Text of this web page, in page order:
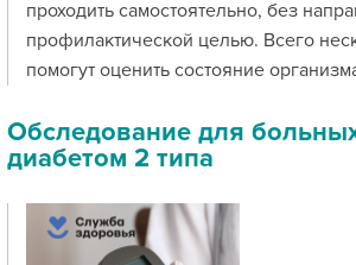
проходить самостоятельно, без
профилактической целью. Всего
помогут оценить состояние
Обследование для
диабетом 2 типа